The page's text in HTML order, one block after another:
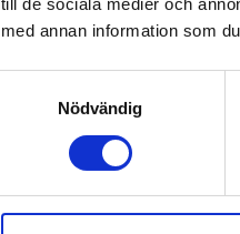
till de sociala medier och
med annan information som
Nödvändig